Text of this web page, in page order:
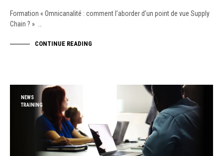
Formation « Omnicanalité : comment l’aborder d’un point de vue Supply
Chain ? » …
CONTINUE READING
NEWS
TRAINING